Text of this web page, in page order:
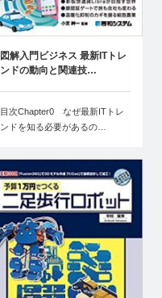
図解入門ビジネス 最新ITトレ
ンドの動向と関連技…
目次Chapter0 なぜ最新ITトレ
ンドを知る必要があるの…